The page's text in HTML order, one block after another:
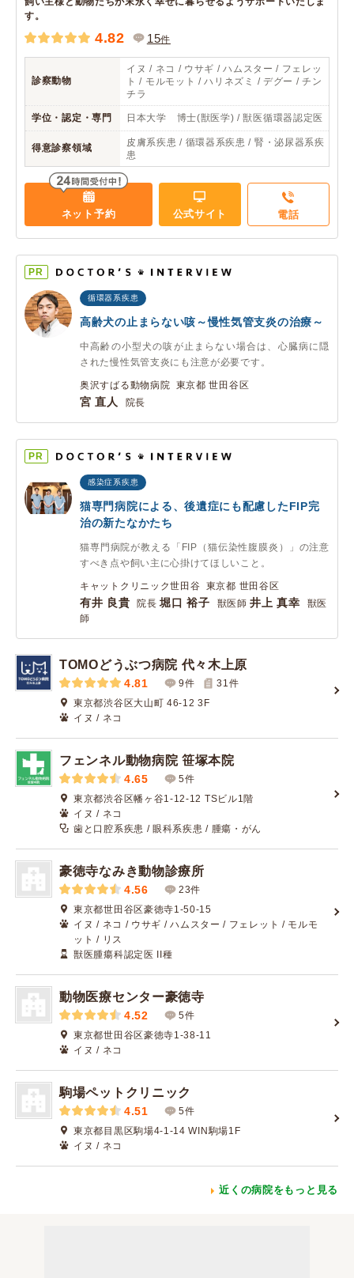
す。
4.82 15件
診察動物
イヌ / ネコ / ウサギ / ハムスター / フェレッ
ト / モルモット / ハリネズミ / デグー / チン
チラ
学位・認定・専門 日本大学 博士(獣医学) / 獣医循環器認定医
得意診察領域
皮膚系疾患 / 循環器系疾患 / 腎・泌尿器系疾
患
ネット予約 公式サイト 電話
PR
循環器系疾患
高齢犬の止まらない咳～慢性気管支炎の治療～
中高齢の小型犬の咳が止まらない場合は、心臓病に隠
された慢性気管支炎にも注意が必要です。
奥沢すばる動物病院 東京都 世田谷区
宮 直人 院長
PR
感染症系疾患
猫専門病院による、後遺症にも配慮したFIP完
治の新たなかたち
猫専門病院が教える「FIP（猫伝染性腹膜炎）」の注意
すべき点や飼い主に心掛けてほしいこと。
キャットクリニック世田谷 東京都 世田谷区
有井 良貴 院長堀口 裕子 獣医師井上 真幸
獣医
師
TOMOどうぶつ病院 代々木上原
4.81 9件 31 件
東京都渋谷区大山町 46-12 3F
イヌ / ネコ
フェンネル動物病院 笹塚本院
4.65
5件
東京都渋谷区幡ヶ谷1-12-12 TSビル1階
イヌ / ネコ
歯と口腔系疾患 / 眼科系疾患 / 腫瘍・がん
豪徳寺なみき動物診療所
4.56
23件
東京都世田谷区豪徳寺1-50-15
イヌ / ネコ / ウサギ / ハムスター / フェレット / モルモ
ット / リス
獣医腫瘍科認定医 II種
動物医療センター豪徳寺
4.52
5件
東京都世田谷区豪徳寺1-38-11
イヌ / ネコ
駒場ペットクリニック
4.51
5件
東京都目黒区駒場4-1-14 WIN駒場1F
イヌ / ネコ
近くの病院をもっと見る